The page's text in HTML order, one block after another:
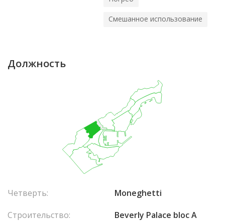
Смешанное использование
Должность
Четверть:
Moneghetti
Строительство:
Beverly Palace bloc A